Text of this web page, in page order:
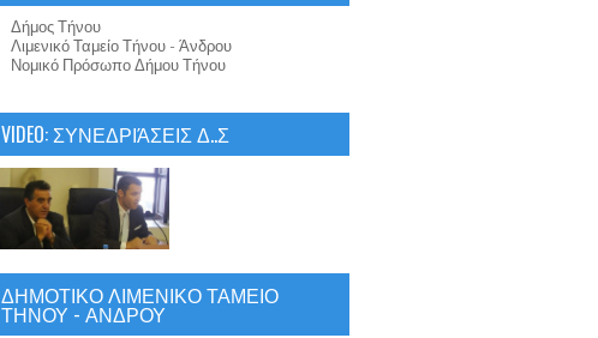
Δήμος Τήνου
Λιμενικό Ταμείο Τήνου - Άνδρου
Νομικό Πρόσωπο Δήμου Τήνου
VIDEO: ΣΥΝΕΔΡΙΆΣΕΙΣ Δ..Σ
ΔΗΜΟΤΙΚΟ ΛΙΜΕΝΙΚΟ ΤΑΜΕΙΟ
ΤΗΝΟΥ - ΑΝΔΡΟΥ